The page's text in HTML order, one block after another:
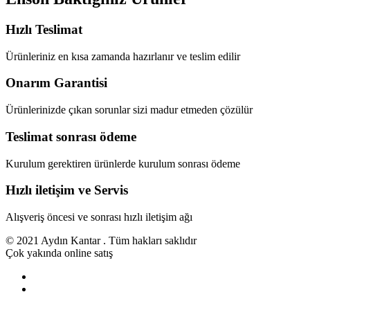
Hızlı Teslimat
Ürünleriniz en kısa zamanda hazırlanır ve teslim edilir
Onarım Garantisi
Ürünlerinizde çıkan sorunlar sizi madur etmeden çözülür
Teslimat sonrası ödeme
Kurulum gerektiren ürünlerde kurulum sonrası ödeme
Hızlı iletişim ve Servis
Alışveriş öncesi ve sonrası hızlı iletişim ağı
© 2021 Aydın Kantar . Tüm hakları saklıdır
Çok yakında online satış